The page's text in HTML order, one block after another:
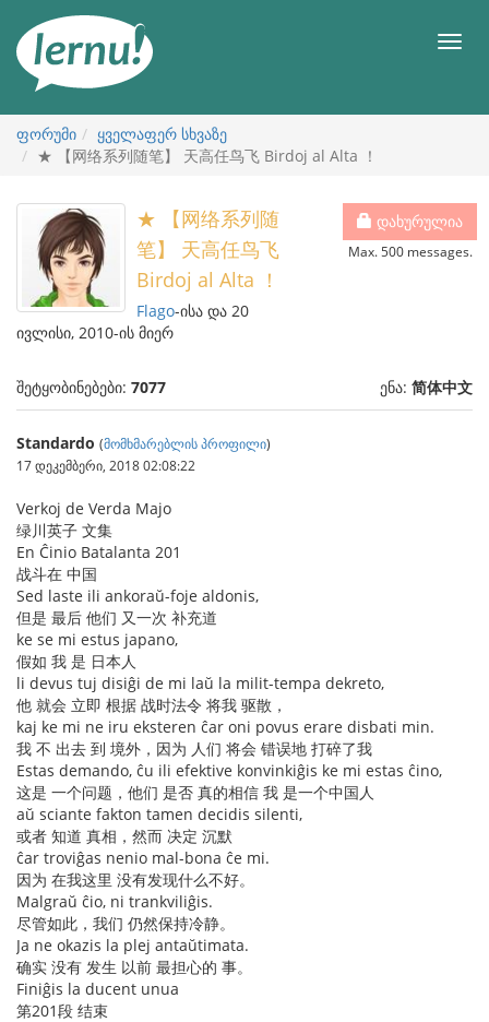
ნახვა
მენიუ
ფორუმი
ყველაფერ სხვაზე
★ 【网络系列随笔】 天高任鸟飞 Birdoj al Alta ！
დახურულია
Max. 500 messages.
★ 【网络系列随
笔】 天高任鸟飞
Birdoj al Alta ！
Flago-ისა და 20
ივლისი, 2010-ის მიერ
შეტყობინებები: 7077 ენა: 简体中文
Standardo (მომხმარებლის პროფილი)
17 დეკემბერი, 2018 02:08:22
Verkoj de Verda Majo
绿川英子 文集
En Ĉinio Batalanta 201
战斗在 中国
Sed laste ili ankoraŭ-foje aldonis,
但是 最后 他们 又一次 补充道
ke se mi estus japano,
假如 我 是 日本人
li devus tuj disiĝi de mi laŭ la milit-tempa dekreto,
他 就会 立即 根据 战时法令 将我 驱散，
kaj ke mi ne iru eksteren ĉar oni povus erare disbati min.
我 不 出去 到 境外，因为 人们 将会 错误地 打碎了我
Estas demando, ĉu ili efektive konvinkiĝis ke mi estas ĉino,
这是 一个问题，他们 是否 真的相信 我 是一个中国人
aŭ sciante fakton tamen decidis silenti,
或者 知道 真相，然而 决定 沉默
ĉar troviĝas nenio mal-bona ĉe mi.
因为 在我这里 没有发现什么不好。
Malgraŭ ĉio, ni trankviliĝis.
尽管如此，我们 仍然保持冷静。
Ja ne okazis la plej antaŭtimata.
确实 没有 发生 以前 最担心的 事。
Finiĝis la ducent unua
第201段 结束